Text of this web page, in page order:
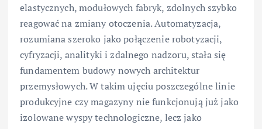
elastycznych, modułowych fabryk, zdolnych szybko
reagować na zmiany otoczenia. Automatyzacja,
rozumiana szeroko jako połączenie robotyzacji,
cyfryzacji, analityki i zdalnego nadzoru, stała się
fundamentem budowy nowych architektur
przemysłowych. W takim ujęciu poszczególne linie
produkcyjne czy magazyny nie funkcjonują już jako
izolowane wyspy technologiczne, lecz jako